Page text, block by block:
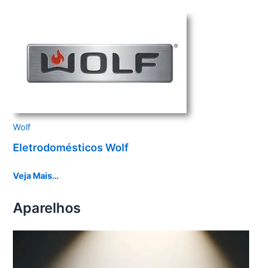
Wolf
Eletrodomésticos Wolf
Veja Mais…
Aparelhos